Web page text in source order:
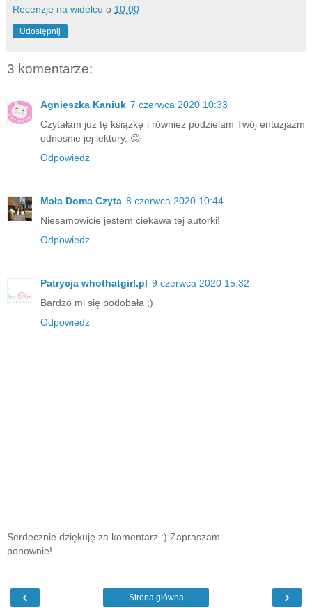
Recenzje na widelcu o 10:00
Udostępnij
3 komentarze:
Agnieszka Kaniuk 7 czerwca 2020 10:33
Czytałam już tę książkę i również podzielam Twój entuzjazm
odnośnie jej lektury. 😊
Odpowiedz
Mała Doma Czyta 8 czerwca 2020 10:44
Niesamowicie jestem ciekawa tej autorki!
Odpowiedz
Patrycja whothatgirl.pl 9 czerwca 2020 15:32
Bardzo mi się podobała ;)
Odpowiedz
Serdecznie dziękuję za komentarz :) Zapraszam
ponownie!
‹ ›
Strona główna